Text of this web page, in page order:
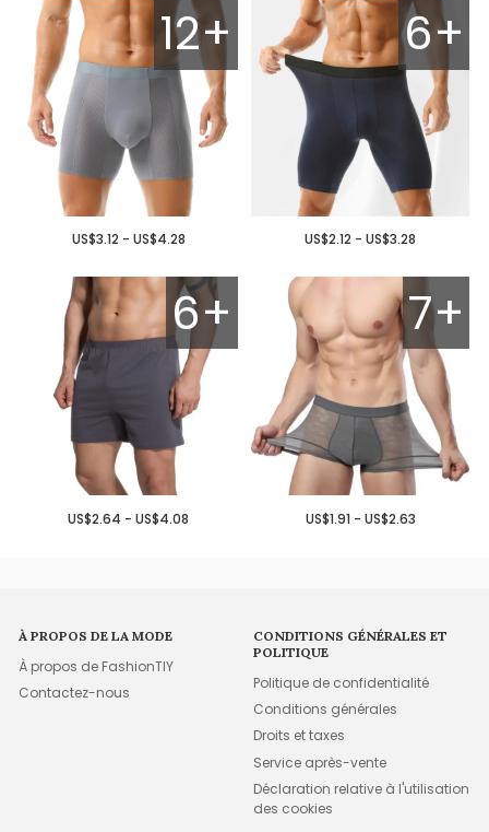
12+
US$3.12 - US$4.28
6+
US$2.12 - US$3.28
6+
US$2.64 - US$4.08
7+
US$1.91 - US$2.63
À PROPOS DE LA MODE
À propos de FashionTIY
Contactez-nous
CONDITIONS GÉNÉRALES ET
POLITIQUE
Politique de confidentialité
Conditions générales
Droits et taxes
Service après-vente
Déclaration relative à l'utilisation
des cookies